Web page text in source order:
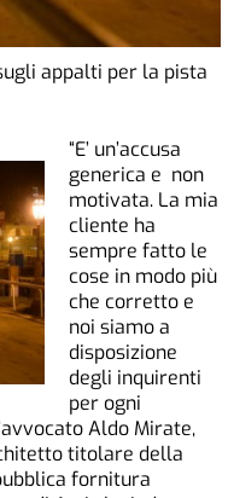
appalti per la pista
“E’ un’accusa
generica e non
motivata. La mia
cliente ha
sempre fatto le
cose in modo più
che corretto e
noi siamo a
disposizione
degli inquirenti
per ogni
Aldo Mirate,
titolare della
fornitura